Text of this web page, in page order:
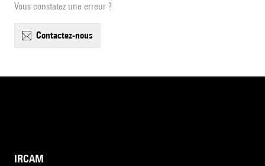
Vous constatez une erreur ?
contactez-nous
IRCAM